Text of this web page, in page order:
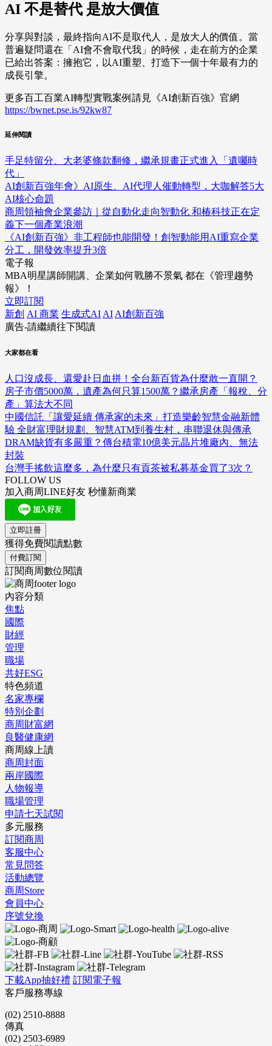
AI 不是替代 是放大價值
分享與對談，最終指向AI不是取代人，是放大人的價值。當
普遍疑問還在「AI會不會取代我」的時候，走在前方的企業
已給出答案：擁抱它，以AI重塑、打造下一個十年最有力的
成長引擎。
更多百工百業AI轉型實戰案例請見《AI創新百強》官網
https://bwnet.pse.is/92kw87
延伸閱讀
手足特留分、大老婆條款翻修，繼承規畫正式進入「遺囑時
代」
AI創新百強年會》AI原生、AI代理人催動轉型，大咖解答5大
AI核心命題
商周領袖會企業參訪｜從自動化走向智動化 和椿科技正在定
義下一個產業浪潮
《AI創新百強》非工程師也能開發！創智動能用AI重寫企業
分工，開發效率提升3倍
電子報
MBA明星講師開講、企業如何戰勝不景氣 都在《管理趨勢
報》！
立即訂閱
新創 AI 商業 生成式AI AI AI創新百強
廣告-請繼續往下閱讀
大家都在看
人口沒成長、還愛赴日血拼！全台新百貨為什麼敢一直開？
房子市價5000萬，遺產為何只算1500萬？繼承房產「報稅、分
產」算法大不同
中國信託「讓愛延續 傳承家的未來」打造樂齡智慧金融新體
驗 全財富理財規劃、智慧ATM到養生村，串聯退休與傳承
DRAM缺貨有多嚴重？傳台積電10億美元晶片堆廠內、無法
封裝
台灣手搖飲這麼多，為什麼只有貢茶被私募基金買了3次？
FOLLOW US
加入商周LINE好友 秒懂新商業
立即註冊
獲得免費閱讀點數
付費訂閱
訂閱商周數位閱讀
內容分類
焦點
國際
財經
管理
職場
共好ESG
特色頻道
名家專欄
特別企劃
商周財富網
良醫健康網
商周線上讀
商周封面
兩岸國際
人物報導
職場管理
申請七天試閱
多元服務
訂閱商周
客服中心
常見問答
活動總覽
商周Store
會員中心
序號兌換
下載App抽好禮 訂閱電子報
客戶服務專線
(02) 2510-8888
傳真
(02) 2503-6989